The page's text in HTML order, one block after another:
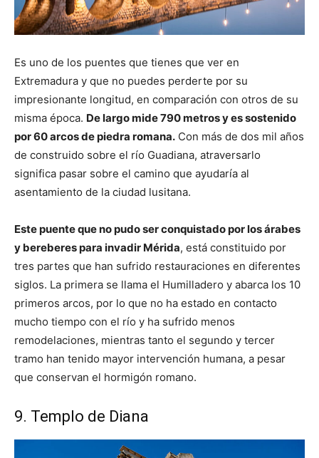
Es uno de los puentes que tienes que ver en
Extremadura y que no puedes perderte por su
impresionante longitud, en comparación con otros de su
misma época. De largo mide 790 metros y es sostenido
por 60 arcos de piedra romana. Con más de dos mil años
de construido sobre el río Guadiana, atraversarlo
significa pasar sobre el camino que ayudaría al
asentamiento de la ciudad lusitana.
Este puente que no pudo ser conquistado por los árabes
y bereberes para invadir Mérida, está constituido por
tres partes que han sufrido restauraciones en diferentes
siglos. La primera se llama el Humilladero y abarca los 10
primeros arcos, por lo que no ha estado en contacto
mucho tiempo con el río y ha sufrido menos
remodelaciones, mientras tanto el segundo y tercer
tramo han tenido mayor intervención humana, a pesar
que conservan el hormigón romano.
9. Templo de Diana